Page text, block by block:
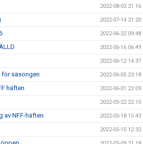
2022-08-02 21:16
2022-07-14 21:20
2022-06-22 09:48
2022-06-16 06:49
2022-06-12 14:37
för säsongen 2022-06-05 23:18
häften 2022-06-01 22:09
2022-05-22 22:10
av NFF-häften 2022-05-18 15:43
2022-05-15 12:32